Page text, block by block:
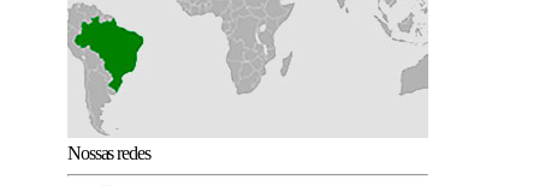
Nossas redes